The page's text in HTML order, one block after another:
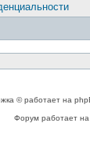
© работает на
Форум работает